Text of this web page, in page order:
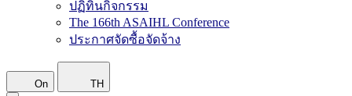
ปฏิทินกิจกรรม
The 166th ASAIHL Conference
ประกาศจัดซื้อจัดจ้าง
On TH